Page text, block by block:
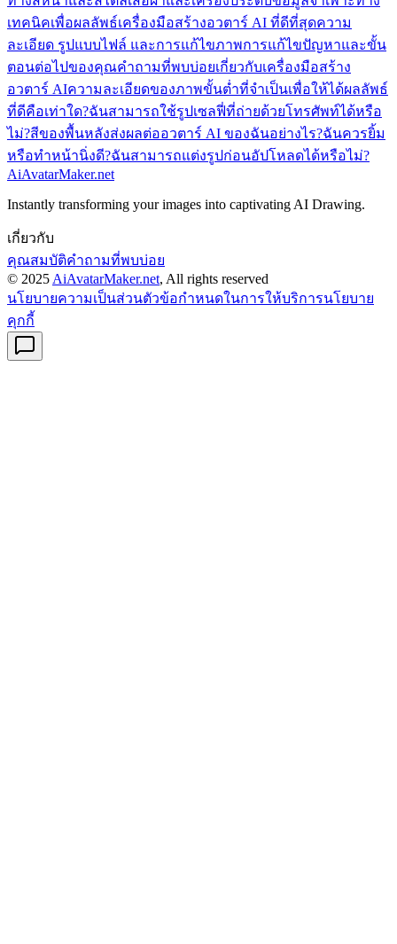
เทคนิคเพื่อผลลัพธ์เครื่องมือสร้างอวตาร์ AI ที่ดีที่สุดความ
ละเอียด รูปแบบไฟล์ และการแก้ไขภาพการแก้ไขปัญหาและขั้น
ตอนต่อไปของคุณคำถามที่พบบ่อยเกี่ยวกับเครื่องมือสร้าง
อวตาร์ AIความละเอียดของภาพขั้นต่ำที่จำเป็นเพื่อให้ได้ผลลัพธ์
ที่ดีคือเท่าใด?ฉันสามารถใช้รูปเซลฟี่ที่ถ่ายด้วยโทรศัพท์ได้หรือ
ไม่?สีของพื้นหลังส่งผลต่ออวตาร์ AI ของฉันอย่างไร?ฉันควรยิ้ม
หรือทำหน้านิ่งดี?ฉันสามารถแต่งรูปก่อนอัปโหลดได้หรือไม่?
AiAvatarMaker.net
Instantly transforming your images into captivating AI Drawing.
เกี่ยวกับ
คุณสมบัติคำถามที่พบบ่อย
© 2025 AiAvatarMaker.net, All rights reserved
นโยบายความเป็นส่วนตัวข้อกำหนดในการให้บริการนโยบาย
คุกกี้